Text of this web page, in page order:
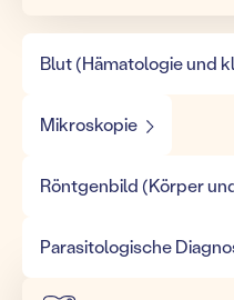
Blut (Hämatologie und
Mikroskopie
Röntgenbild (Körper
Parasitologische